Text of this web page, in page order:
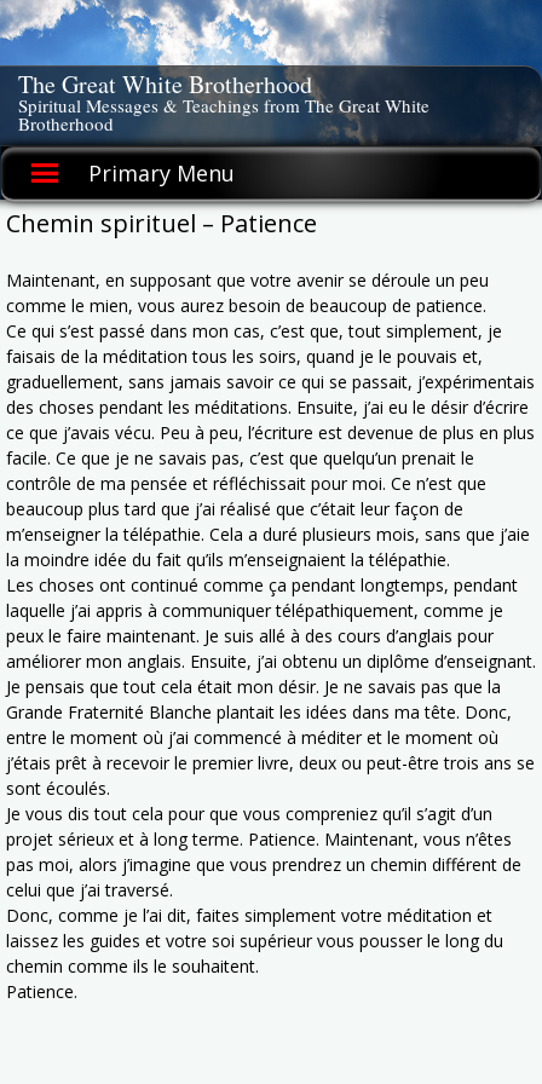
Skip
to
content
The Great White Brotherhood
Spiritual Messages & Teachings from The Great White
Brotherhood
Primary Menu
Chemin spirituel – Patience
Maintenant, en supposant que votre avenir se déroule un peu
comme le mien, vous aurez besoin de beaucoup de patience.
Ce qui s’est passé dans mon cas, c’est que, tout simplement, je
faisais de la méditation tous les soirs, quand je le pouvais et,
graduellement, sans jamais savoir ce qui se passait, j’expérimentais
des choses pendant les méditations. Ensuite, j’ai eu le désir d’écrire
ce que j’avais vécu. Peu à peu, l’écriture est devenue de plus en plus
facile. Ce que je ne savais pas, c’est que quelqu’un prenait le
contrôle de ma pensée et réfléchissait pour moi. Ce n’est que
beaucoup plus tard que j’ai réalisé que c’était leur façon de
m’enseigner la télépathie. Cela a duré plusieurs mois, sans que j’aie
la moindre idée du fait qu’ils m’enseignaient la télépathie.
Les choses ont continué comme ça pendant longtemps, pendant
laquelle j’ai appris à communiquer télépathiquement, comme je
peux le faire maintenant. Je suis allé à des cours d’anglais pour
améliorer mon anglais. Ensuite, j’ai obtenu un diplôme d’enseignant.
Je pensais que tout cela était mon désir. Je ne savais pas que la
Grande Fraternité Blanche plantait les idées dans ma tête. Donc,
entre le moment où j’ai commencé à méditer et le moment où
j’étais prêt à recevoir le premier livre, deux ou peut-être trois ans se
sont écoulés.
Je vous dis tout cela pour que vous compreniez qu’il s’agit d’un
projet sérieux et à long terme. Patience. Maintenant, vous n’êtes
pas moi, alors j’imagine que vous prendrez un chemin différent de
celui que j’ai traversé.
Donc, comme je l’ai dit, faites simplement votre méditation et
laissez les guides et votre soi supérieur vous pousser le long du
chemin comme ils le souhaitent.
Patience.